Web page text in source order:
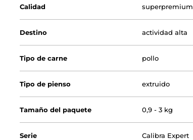
Calidad superpremium
Destino actividad alta
Tipo de carne pollo
Tipo de pienso extruido
Tamaño del paquete 0,9 - 3 kg
Serie Calibra Expert